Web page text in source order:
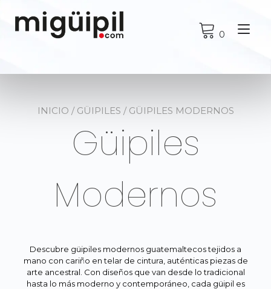
0
INICIO / GÜIPILES / GÜIPILES MODERNOS
Güipiles
Modernos
Descubre güipiles modernos guatemaltecos tejidos a
mano con cariño en telar de cintura, auténticas piezas de
arte ancestral. Con diseños que van desde lo tradicional
hasta lo más moderno y contemporáneo, cada güipil es